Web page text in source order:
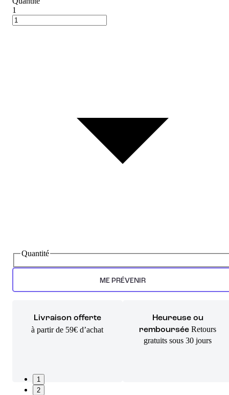
1
Quantité
ME PRÉVENIR
Livraison offerte
à partir de 59€ d’achat
Heureuse ou
remboursée Retours
gratuits sous 30 jours
1
2